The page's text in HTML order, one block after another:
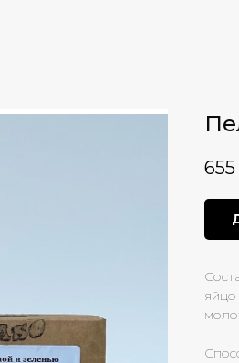
655
яйцо